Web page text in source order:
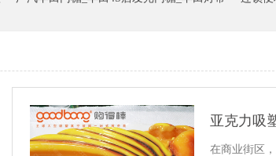
亚克力吸
在商业街区